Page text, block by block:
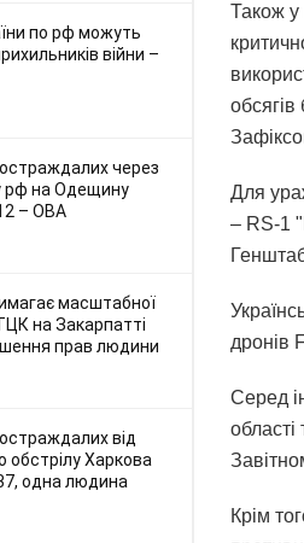
по рф можуть
війни –
через
рф на Одещину
– ОВА
масштабної
на Закарпатті
прав людини
від
обстрілу Харкова
одна людина
Також у
обсягів
Для
– RS-1
дронів
Серед
області
Крім